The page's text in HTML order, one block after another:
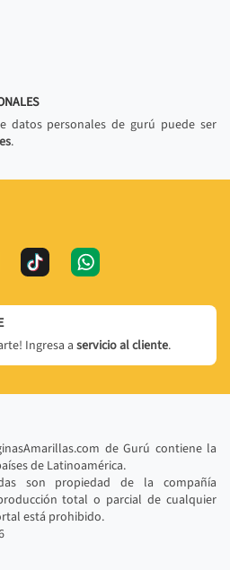
datos personales de gurú puede ser
.
Ingresa a servicio al cliente.
de Gurú contiene la
de Latinoamérica.
son propiedad de la compañía
total o parcial de cualquier
está prohibido.